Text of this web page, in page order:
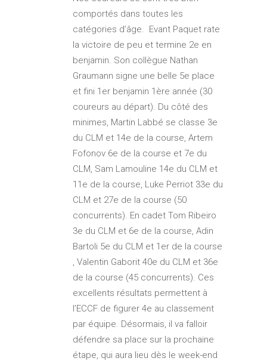
comportés dans toutes les
catégories d’âge. Evant Paquet rate
la victoire de peu et termine 2e en
benjamin. Son collègue Nathan
Graumann signe une belle 5e place
et fini 1er benjamin 1ère année (30
coureurs au départ). Du côté des
minimes, Martin Labbé se classe 3e
du CLM et 14e de la course, Artem
Fofonov 6e de la course et 7e du
CLM, Sam Lamouline 14e du CLM et
11e de la course, Luke Perriot 33e du
CLM et 27e de la course (50
concurrents). En cadet Tom Ribeiro
3e du CLM et 6e de la course, Adin
Bartoli 5e du CLM et 1er de la course
, Valentin Gaborit 40e du CLM et 36e
de la course (45 concurrents). Ces
excellents résultats permettent à
l’ECCF de figurer 4e au classement
par équipe. Désormais, il va falloir
défendre sa place sur la prochaine
étape, qui aura lieu dès le week-end